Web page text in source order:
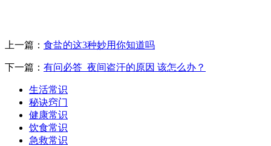
上一篇： 食盐的这3种妙用你知道吗
下一篇： 有问必答_夜间盗汗的原因 该怎么办？
生活常识
秘诀窍门
健康常识
饮食常识
急救常识